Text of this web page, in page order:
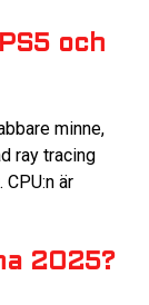
och
minne,
ray tracing
är
2025?